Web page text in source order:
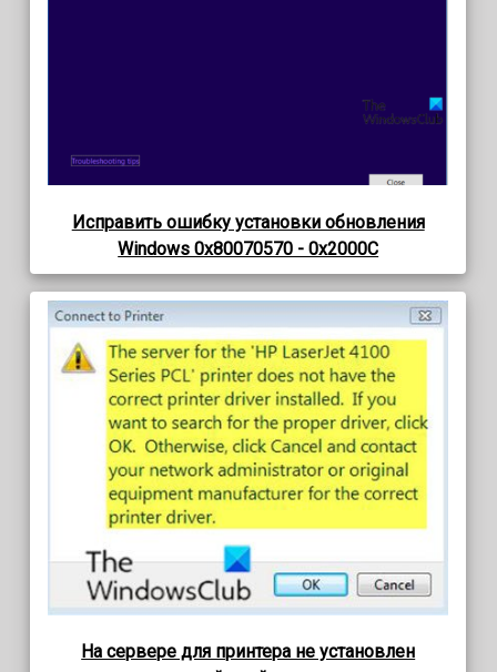
Исправить ошибку установки обновления
Windows 0x80070570 - 0x2000C
На сервере для принтера не установлен